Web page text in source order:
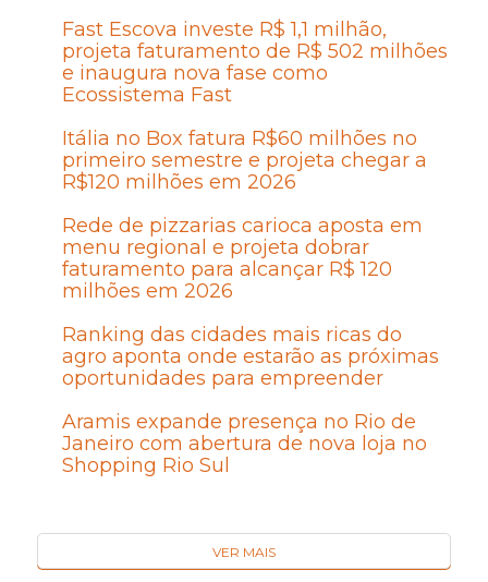
Fast Escova investe R$ 1,1 milhão,
projeta faturamento de R$ 502 milhões
e inaugura nova fase como
Ecossistema Fast
Itália no Box fatura R$60 milhões no
primeiro semestre e projeta chegar a
R$120 milhões em 2026
Rede de pizzarias carioca aposta em
menu regional e projeta dobrar
faturamento para alcançar R$ 120
milhões em 2026
Ranking das cidades mais ricas do
agro aponta onde estarão as próximas
oportunidades para empreender
Aramis expande presença no Rio de
Janeiro com abertura de nova loja no
Shopping Rio Sul
VER MAIS